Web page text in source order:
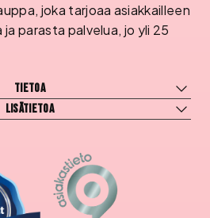
joka tarjoaa asiakkailleen
parasta palvelua, jo yli 25
Tietoa
Lisätietoa